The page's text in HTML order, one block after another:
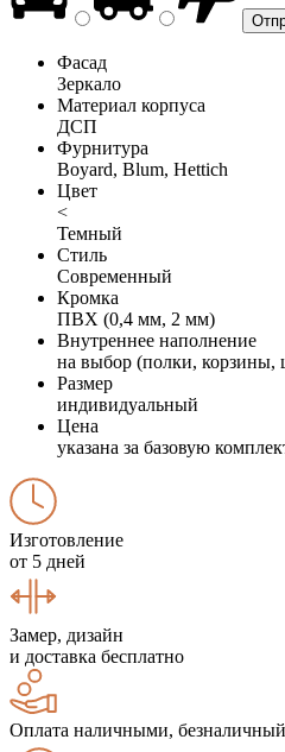
Фасад
Зеркало
Материал корпуса
ДСП
Фурнитура
Boyard, Blum, Hettich
Цвет
<
Темный
Стиль
Современный
Кромка
ПВХ (0,4 мм, 2 мм)
Внутреннее наполнение
на выбор (полки, корзины,
Размер
индивидуальный
Цена
указана за базовую
Изготовление
от 5 дней
Замер, дизайн
и доставка бесплатно
Оплата наличными, безналичный